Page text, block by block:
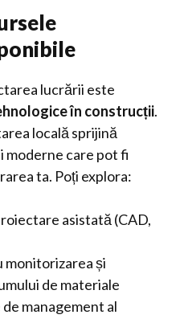
lucrării este
în construcții.
locală sprijină
moderne care pot fi
ta. Poți explora:
asistată (CAD,
monitorizarea și
de materiale
management al